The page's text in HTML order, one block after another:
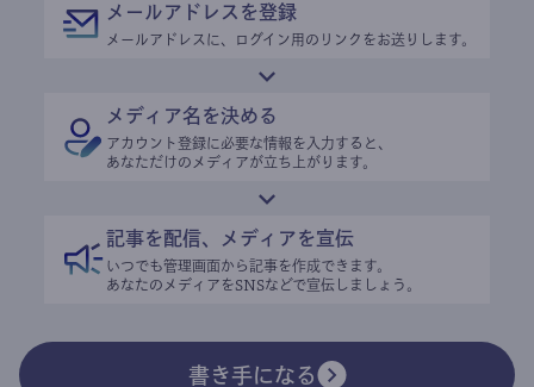
メールアドレスを登録
メールアドレスに、ログイン用のリンクをお送りします。
メディア名を決める
アカウント登録に必要な情報を入力すると、
あなただけのメディアが立ち上がります。
記事を配信、メディアを宣伝
いつでも管理画面から記事を作成できます。
あなたのメディアをSNSなどで宣伝しましょう。
書き手になる